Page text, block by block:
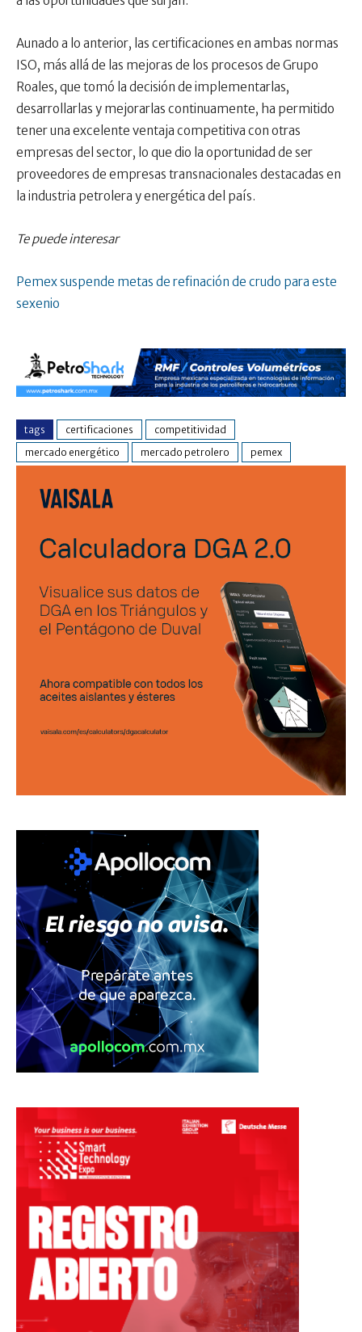
Aunado a lo anterior, las certificaciones en ambas normas
ISO, más allá de las mejoras de los procesos de Grupo
Roales, que tomó la decisión de implementarlas,
desarrollarlas y mejorarlas continuamente, ha permitido
tener una excelente ventaja competitiva con otras
empresas del sector, lo que dio la oportunidad de ser
proveedores de empresas transnacionales destacadas en
la industria petrolera y energética del país.
Te puede interesar
Pemex suspende metas de refinación de crudo para este
sexenio
tags certificaciones
competitividad
mercado energético
mercado petrolero pemex